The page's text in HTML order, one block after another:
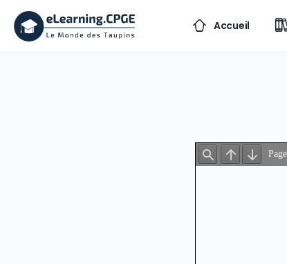
Accueil